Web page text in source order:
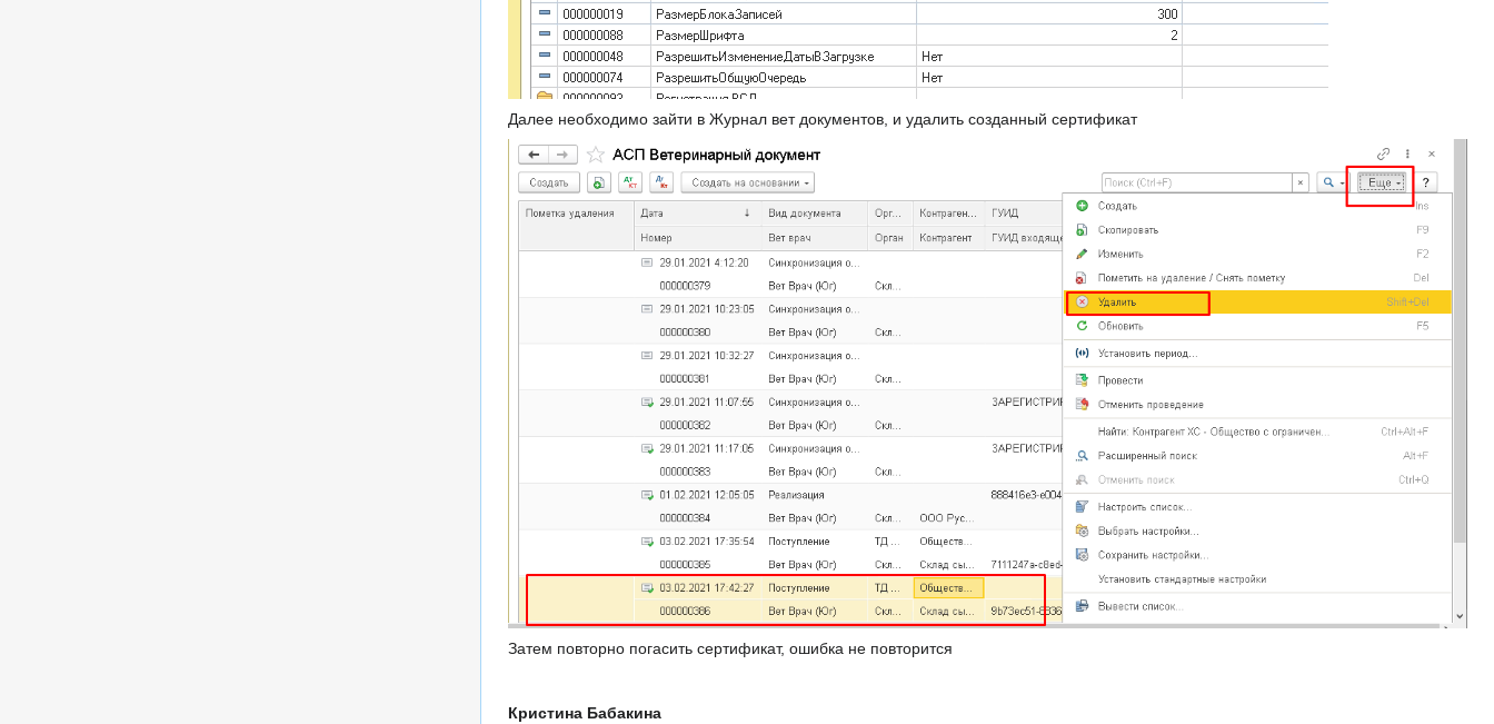
Далее необходимо зайти в Журнал вет документов, и удалить созданный сертификат
Затем повторно погасить сертификат, ошибка не повторится
Кристина Бабакина